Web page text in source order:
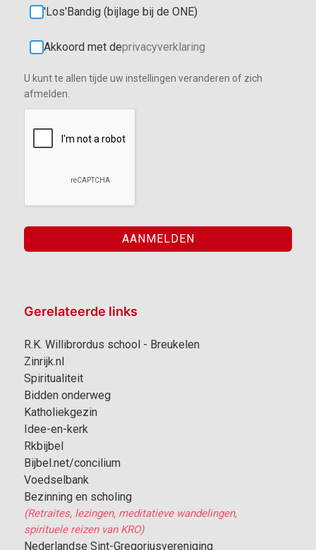
'Los'Bandig (bijlage bij de ONE)
Akkoord met deprivacyverklaring
U kunt te allen tijde uw instellingen veranderen of zich
afmelden.
Gerelateerde links
R.K. Willibrordus school - Breukelen
Zinrijk.nl
Spiritualiteit
Bidden onderweg
Katholiekgezin
Idee-en-kerk
Rkbijbel
Bijbel.net/concilium
Voedselbank
Bezinning en scholing
(Retraites, lezingen, meditatieve wandelingen,
spirituele reizen van KRO)
Nederlandse Sint-Gregoriusvereniging